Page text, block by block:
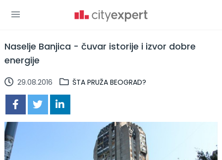
Naselje Banjica - čuvar istorije i izvor dobre
energije
29.08.2016 ŠTA PRUŽA BEOGRAD?